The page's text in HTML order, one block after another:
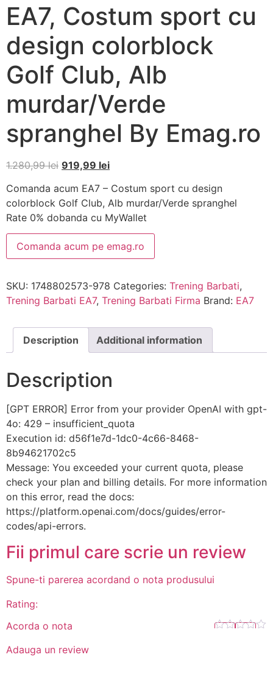
EA7, Costum sport cu
design colorblock
Golf Club, Alb
murdar/Verde
spranghel By Emag.ro
1.280,99lei 919,99 lei
Comanda acum EA7 – Costum sport cu design
colorblock Golf Club, Alb murdar/Verde spranghel
Rate 0% dobanda cu MyWallet
Comanda acum pe emag.ro
SKU: 1748802573-978 Categories: Trening Barbati,
Trening Barbati EA7, Trening Barbati Firma Brand: EA7
Description Additional information
Description
[GPT ERROR] Error from your provider OpenAI with gpt-
4o: 429 – insufficient_quota
Execution id: d56f1e7d-1dc0-4c66-8468-
8b94621702c5
Message: You exceeded your current quota, please
check your plan and billing details. For more information
on this error, read the docs:
https://platform.openai.com/docs/guides/error-
codes/api-errors.
Fii primul care scrie un review
Spune-ti parerea acordand o nota produsului
Rating:
Acorda o nota
Adauga un review